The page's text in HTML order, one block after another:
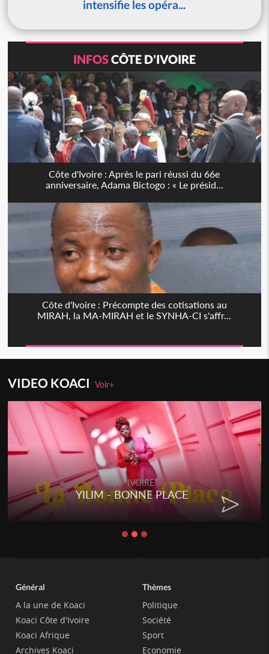
intensifie les opéra...
INFOSCÔTE D'IVOIRE
Côte d'Ivoire : Après le pari réussi du 66e
anniversaire, Adama Bictogo : « Le présid...
Côte d'Ivoire : Précompte des cotisations au
MIRAH, la MA-MIRAH et le SYNHA-CI s'affr...
VIDEO KOACIVoir+
RAP IVOIRE
YILIM - BONNE PLACE
Général
A la une de Koaci
Koaci Côte d'Ivoire
Koaci Afrique
Archives Koaci
Thèmes
Politique
Société
Sport
Economie